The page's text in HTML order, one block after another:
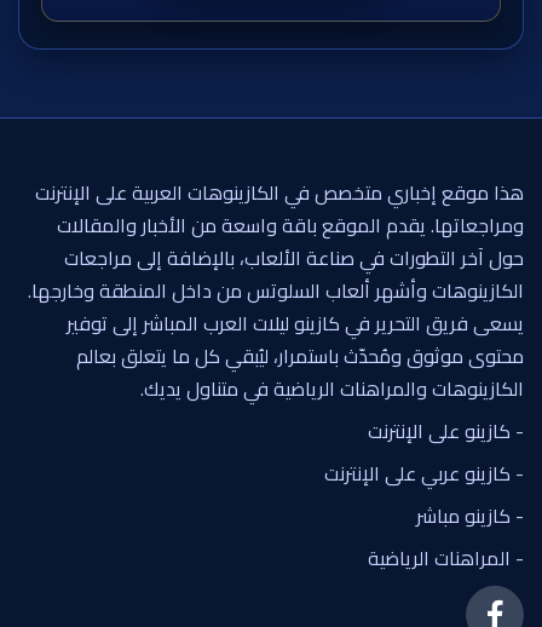
هذا موقع إخباري متخصص في الكازينوهات العربية على الإنترنت
ومراجعاتها. يقدم الموقع باقة واسعة من الأخبار والمقالات
حول آخر التطورات في صناعة الألعاب، بالإضافة إلى مراجعات
الكازينوهات وأشهر ألعاب السلوتس من داخل المنطقة وخارجها.
يسعى فريق التحرير في كازينو ليلات العرب المباشر إلى توفير
محتوى موثوق ومُحدّث باستمرار، ليُبقي كل ما يتعلق بعالم
الكازينوهات والمراهنات الرياضية في متناول يديك.
- كازينو على الإنترنت
- كازينو عربي على الإنترنت
- كازينو مباشر
- المراهنات الرياضية